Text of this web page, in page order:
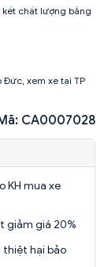
chất lượng bằng
Đức, xem xe tại TP
CA0007028
KH mua xe
giảm giá 20%
thiệt hại bảo